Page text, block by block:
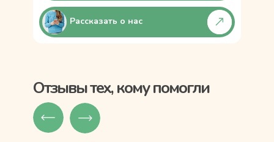
Рассказать о нас
Отзывы тех, кому помогли